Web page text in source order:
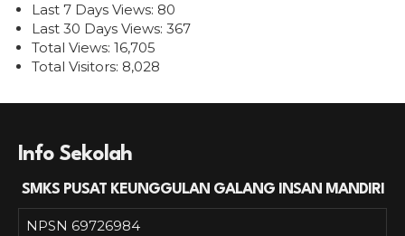
Last 7 Days Views: 80
Last 30 Days Views: 367
Total Views: 16,705
Total Visitors: 8,028
Info Sekolah
SMKS PUSAT KEUNGGULAN GALANG INSAN MANDIRI
NPSN 69726984